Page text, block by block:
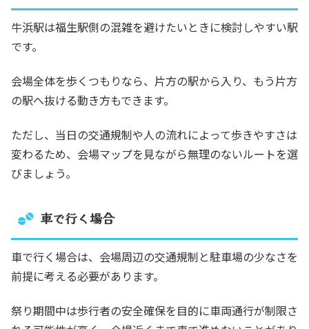
牛浜駅は福生駅側の混雑を避けたいときに検討しやすい駅
です。
会場全体を歩くつもりなら、片方の駅から入り、もう片方
の駅へ抜ける動き方もできます。
ただし、当日の交通規制や人の流れによって歩きやすさは
変わるため、会場マップを見ながら無理のないルートを選
びましょう。
車で行く場合
車で行く場合は、会場周辺の交通規制と駐車場の少なさを
前提に考える必要があります。
祭り期間中は歩行者の安全確保を目的に車両通行が制限さ